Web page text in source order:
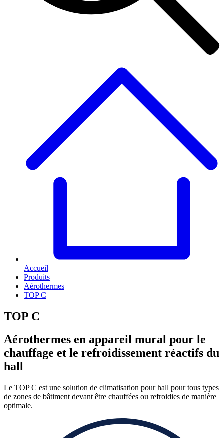
Accueil
Produits
Aérothermes
TOP C
TOP C
Aérothermes en appareil mural pour le
chauffage et le refroidissement réactifs du
hall
Le TOP C est une solution de climatisation pour hall pour tous types
de zones de bâtiment devant être chauffées ou refroidies de manière
optimale.